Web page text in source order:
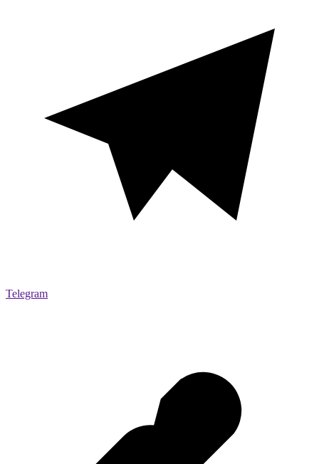
Telegram